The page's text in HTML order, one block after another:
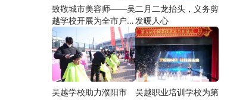
致敬城市美容师——吴
越学校开展为全市户外
劳动者爱心义剪活动
二月二龙抬头，义务剪
发暖人心
吴越学校助力濮阳市
吴越职业培训学校为第